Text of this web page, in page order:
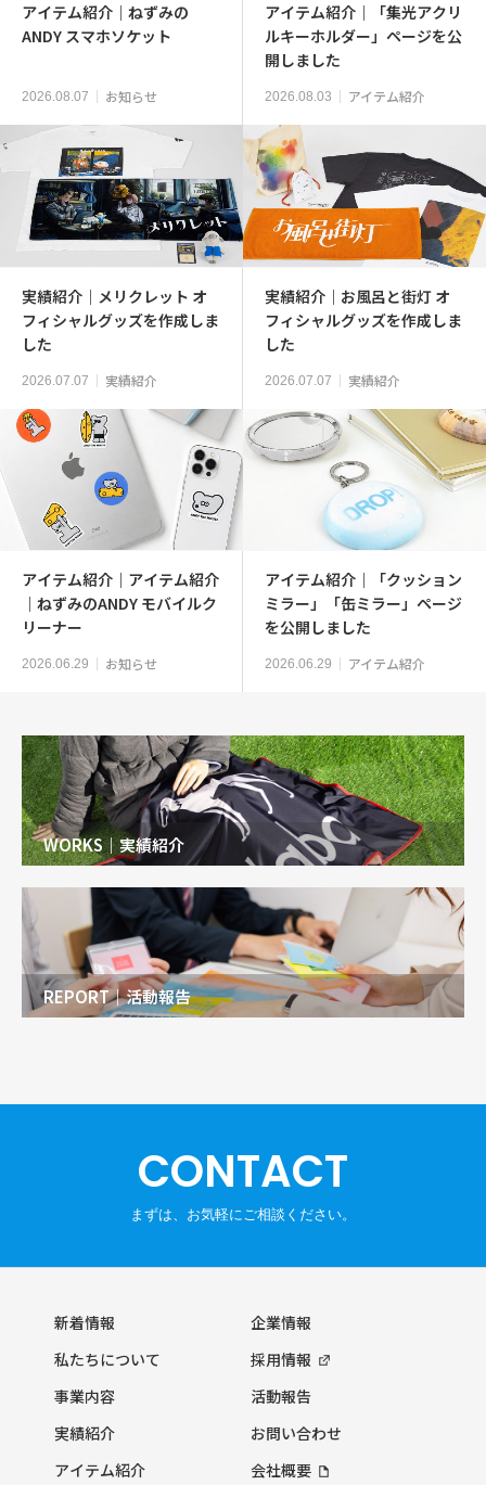
アイテム紹介｜ねずみの
ANDY スマホソケット
2026.08.07 お知らせ
アイテム紹介｜「集光アクリ
ルキーホルダー」ページを公
開しました
2026.08.03 アイテム紹介
実績紹介｜メリクレット オ
フィシャルグッズを作成しま
した
2026.07.07 実績紹介
実績紹介｜お風呂と街灯 オ
フィシャルグッズを作成しま
した
2026.07.07 実績紹介
アイテム紹介｜アイテム紹介
｜ねずみのANDY モバイルク
リーナー
2026.06.29 お知らせ
アイテム紹介｜「クッション
ミラー」「缶ミラー」ページ
を公開しました
2026.06.29 アイテム紹介
WORKS｜実績紹介
REPORT｜活動報告
CONTACT
新着情報
私たちについて
事業内容
実績紹介
アイテム紹介
企業情報
採用情報
活動報告
お問い合わせ
会社概要